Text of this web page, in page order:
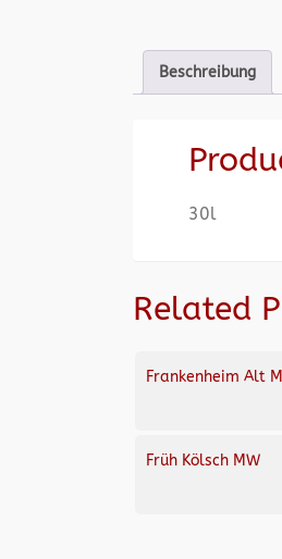
Beschreibung
30l
Related
Frankenheim Alt
Früh Kölsch MW